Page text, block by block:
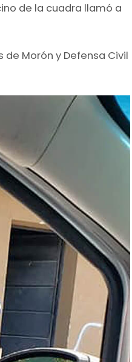
de la cuadra llamó a
Morón y Defensa Civil